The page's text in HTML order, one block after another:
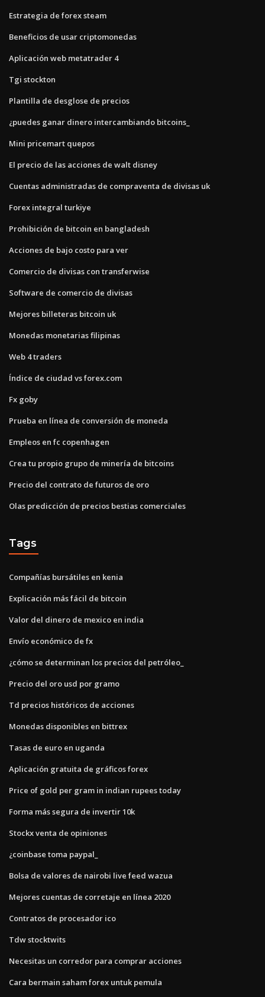
Estrategia de forex steam
Beneficios de usar criptomonedas
Aplicación web metatrader 4
Tgi stockton
Plantilla de desglose de precios
¿puedes ganar dinero intercambiando bitcoins_
Mini pricemart quepos
El precio de las acciones de walt disney
Cuentas administradas de compraventa de divisas uk
Forex integral turkiye
Prohibición de bitcoin en bangladesh
Acciones de bajo costo para ver
Comercio de divisas con transferwise
Software de comercio de divisas
Mejores billeteras bitcoin uk
Monedas monetarias filipinas
Web 4 traders
Índice de ciudad vs forex.com
Fx goby
Prueba en línea de conversión de moneda
Empleos en fc copenhagen
Crea tu propio grupo de minería de bitcoins
Precio del contrato de futuros de oro
Olas predicción de precios bestias comerciales
Tags
Compañías bursátiles en kenia
Explicación más fácil de bitcoin
Valor del dinero de mexico en india
Envío económico de fx
¿cómo se determinan los precios del petróleo_
Precio del oro usd por gramo
Td precios históricos de acciones
Monedas disponibles en bittrex
Tasas de euro en uganda
Aplicación gratuita de gráficos forex
Price of gold per gram in indian rupees today
Forma más segura de invertir 10k
Stockx venta de opiniones
¿coinbase toma paypal_
Bolsa de valores de nairobi live feed wazua
Mejores cuentas de corretaje en línea 2020
Contratos de procesador ico
Tdw stocktwits
Necesitas un corredor para comprar acciones
Cara bermain saham forex untuk pemula